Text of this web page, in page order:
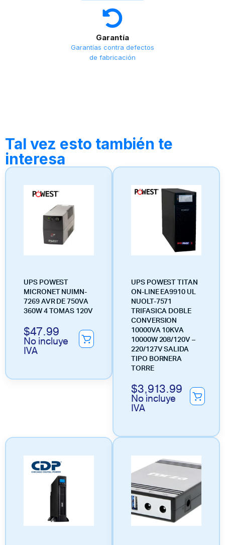
Garantía
Garantías contra defectos
de fabricación
Tal vez esto también te
interesa
UPS POWEST
MICRONET NUIMN-
7269 AVR DE 750VA
360W 4 TOMAS 120V
$47.99
No incluye
IVA
UPS POWEST TITAN
ON-LINE EA9910 UL
NUOLT-7571
TRIFASICA DOBLE
CONVERSION
10000VA 10KVA
10000W 208/120V –
220/127V SALIDA
TIPO BORNERA
TORRE
$3,913.99
No incluye
IVA